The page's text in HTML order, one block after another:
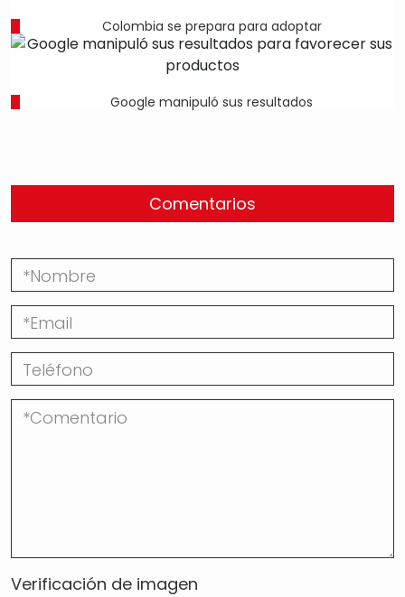
Colombia se prepara para adoptar
Google manipuló sus resultados
Comentarios
Verificación de imagen